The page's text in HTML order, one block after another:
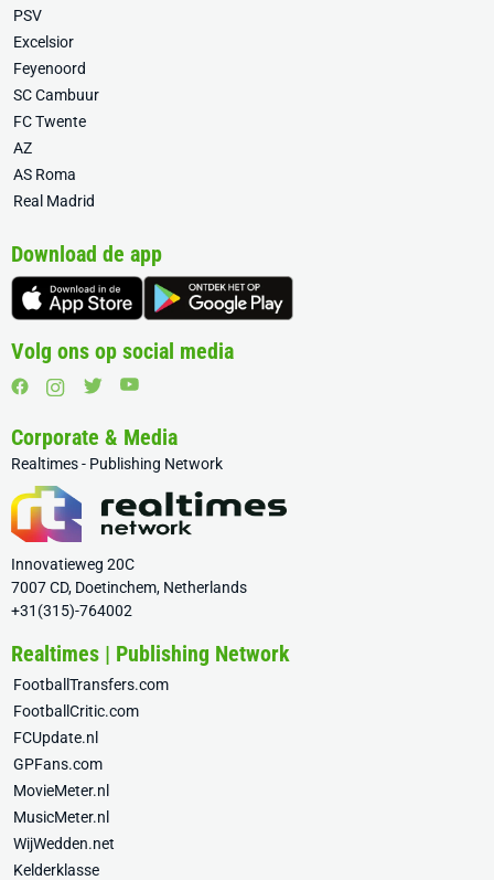
PSV
Excelsior
Feyenoord
SC Cambuur
FC Twente
AZ
AS Roma
Real Madrid
Download de app
Volg ons op social media
Corporate & Media
Realtimes - Publishing Network
Innovatieweg 20C
7007 CD, Doetinchem, Netherlands
+31(315)-764002
Realtimes | Publishing Network
FootballTransfers.com
FootballCritic.com
FCUpdate.nl
GPFans.com
MovieMeter.nl
MusicMeter.nl
WijWedden.net
Kelderklasse